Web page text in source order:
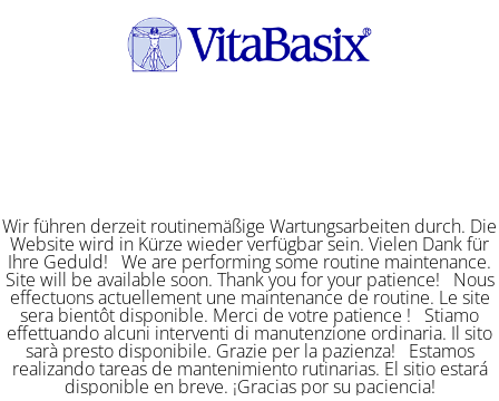
Wir führen derzeit routinemäßige Wartungsarbeiten durch. Die
Website wird in Kürze wieder verfügbar sein. Vielen Dank für
Ihre Geduld! We are performing some routine maintenance.
Site will be available soon. Thank you for your patience! Nous
effectuons actuellement une maintenance de routine. Le site
sera bientôt disponible. Merci de votre patience ! Stiamo
effettuando alcuni interventi di manutenzione ordinaria. Il sito
sarà presto disponibile. Grazie per la pazienza! Estamos
realizando tareas de mantenimiento rutinarias. El sitio estará
disponible en breve. ¡Gracias por su paciencia!